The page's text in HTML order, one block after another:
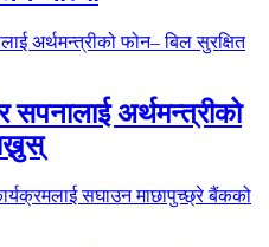
सपनालाई अर्थमन्त्रीको